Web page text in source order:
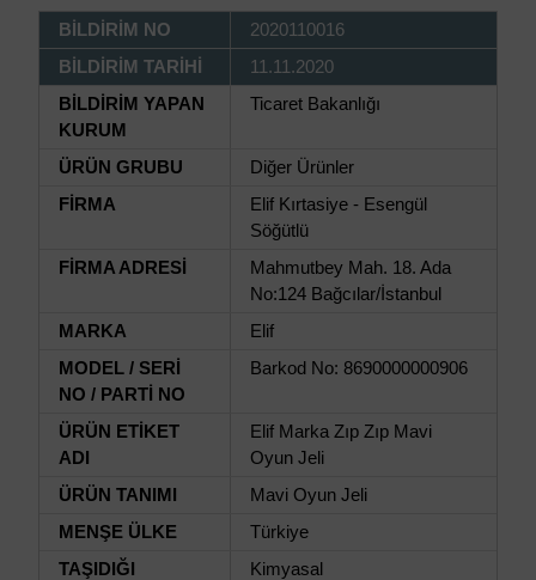
BİLDİRİM NO
2020110016
BİLDİRİM TARİHİ
11.11.2020
BİLDİRİM YAPAN
KURUM
Ticaret Bakanlığı
ÜRÜN GRUBU
Diğer Ürünler
FİRMA
Elif Kırtasiye - Esengül
Söğütlü
FİRMA ADRESİ
Mahmutbey Mah. 18. Ada
No:124 Bağcılar/İstanbul
MARKA
Elif
MODEL / SERİ
NO / PARTİ NO
Barkod No: 8690000000906
ÜRÜN ETİKET
ADI
Elif Marka Zıp Zıp Mavi
Oyun Jeli
ÜRÜN TANIMI
Mavi Oyun Jeli
MENŞE ÜLKE
Türkiye
TAŞIDIĞI
Kimyasal